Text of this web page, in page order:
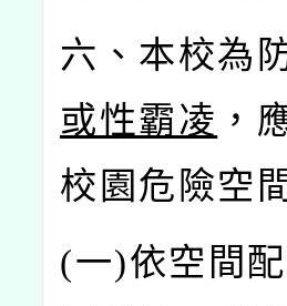
六、本校為
或性霸凌 ，
校園危險空
(一)依空間